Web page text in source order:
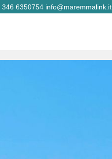
346 6350754 info@maremmalink.it